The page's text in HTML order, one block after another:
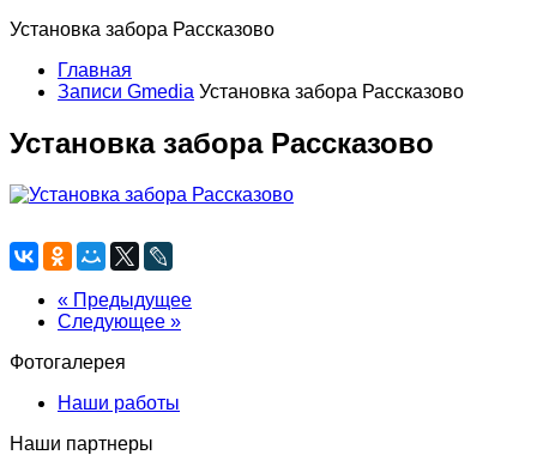
Установка забора Рассказово
Главная
Записи Gmedia Установка забора Рассказово
Установка забора Рассказово
« Предыдущее
Следующее »
Фотогалерея
Наши работы
Наши партнеры